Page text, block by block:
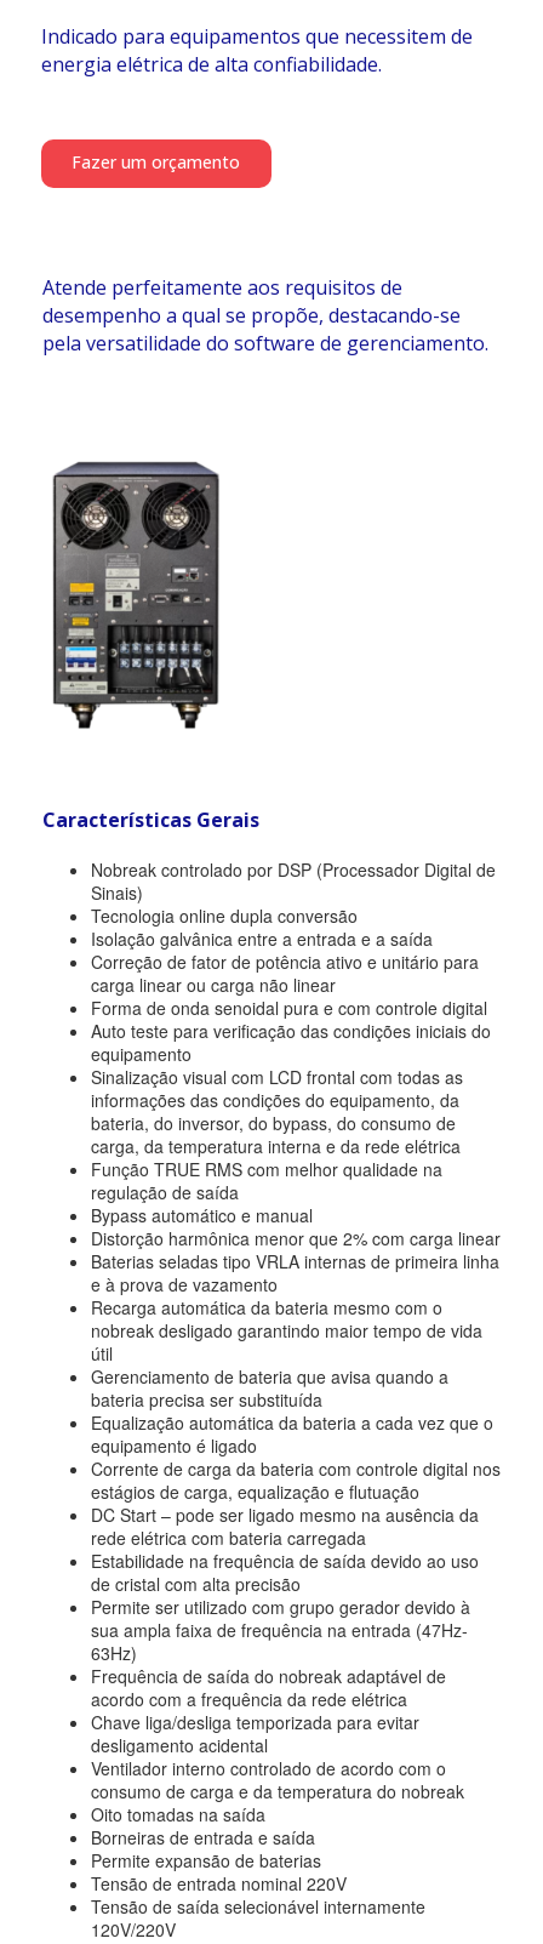
Indicado para equipamentos que necessitem de
energia elétrica de alta confiabilidade.
Fazer um orçamento
Atende perfeitamente aos requisitos de
desempenho a qual se propõe, destacando-se
pela versatilidade do software de gerenciamento.
Características Gerais
Nobreak controlado por DSP (Processador Digital de
Sinais)
Tecnologia online dupla conversão
Isolação galvânica entre a entrada e a saída
Correção de fator de potência ativo e unitário para
carga linear ou carga não linear
Forma de onda senoidal pura e com controle digital
Auto teste para verificação das condições iniciais do
equipamento
Sinalização visual com LCD frontal com todas as
informações das condições do equipamento, da
bateria, do inversor, do bypass, do consumo de
carga, da temperatura interna e da rede elétrica
Função TRUE RMS com melhor qualidade na
regulação de saída
Bypass automático e manual
Distorção harmônica menor que 2% com carga linear
Baterias seladas tipo VRLA internas de primeira linha
e à prova de vazamento
Recarga automática da bateria mesmo com o
nobreak desligado garantindo maior tempo de vida
útil
Gerenciamento de bateria que avisa quando a
bateria precisa ser substituída
Equalização automática da bateria a cada vez que o
equipamento é ligado
Corrente de carga da bateria com controle digital nos
estágios de carga, equalização e flutuação
DC Start – pode ser ligado mesmo na ausência da
rede elétrica com bateria carregada
Estabilidade na frequência de saída devido ao uso
de cristal com alta precisão
Permite ser utilizado com grupo gerador devido à
sua ampla faixa de frequência na entrada (47Hz-
63Hz)
Frequência de saída do nobreak adaptável de
acordo com a frequência da rede elétrica
Chave liga/desliga temporizada para evitar
desligamento acidental
Ventilador interno controlado de acordo com o
consumo de carga e da temperatura do nobreak
Oito tomadas na saída
Borneiras de entrada e saída
Permite expansão de baterias
Tensão de entrada nominal 220V
Tensão de saída selecionável internamente
120V/220V